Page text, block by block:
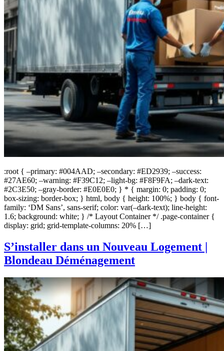
:root { –primary: #004AAD; –secondary: #ED2939; –success:
#27AE60; –warning: #F39C12; –light-bg: #F8F9FA; –dark-text:
#2C3E50; –gray-border: #E0E0E0; } * { margin: 0; padding: 0;
box-sizing: border-box; } html, body { height: 100%; } body { font-
family: ‘DM Sans’, sans-serif; color: var(–dark-text); line-height:
1.6; background: white; } /* Layout Container */ .page-container {
display: grid; grid-template-columns: 20% […]
S’installer dans un Nouveau Logement |
Blondeau Déménagement